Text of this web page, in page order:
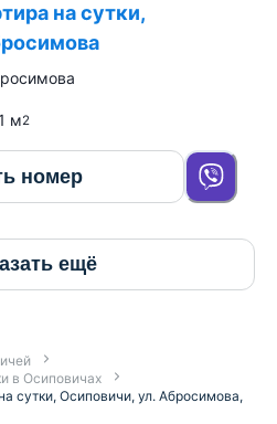
на сутки,
м2
номер
ещё
в Осиповичах
сутки, Осиповичи, ул. Абросимова,